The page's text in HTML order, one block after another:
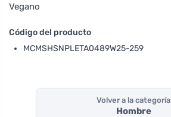
Vegano
Código del producto
MCMSHSNPLETA0489W25-259
Volver a la categoría
Hombre